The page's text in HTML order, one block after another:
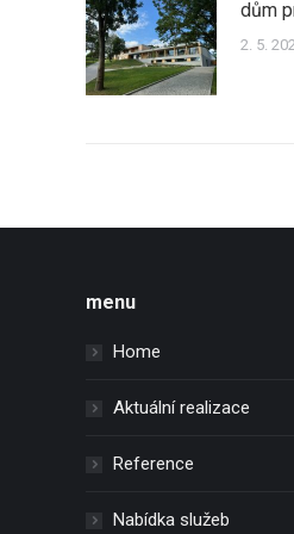
dům
2. 5.
menu
Home
Aktuální realizace
Reference
Nabídka služeb